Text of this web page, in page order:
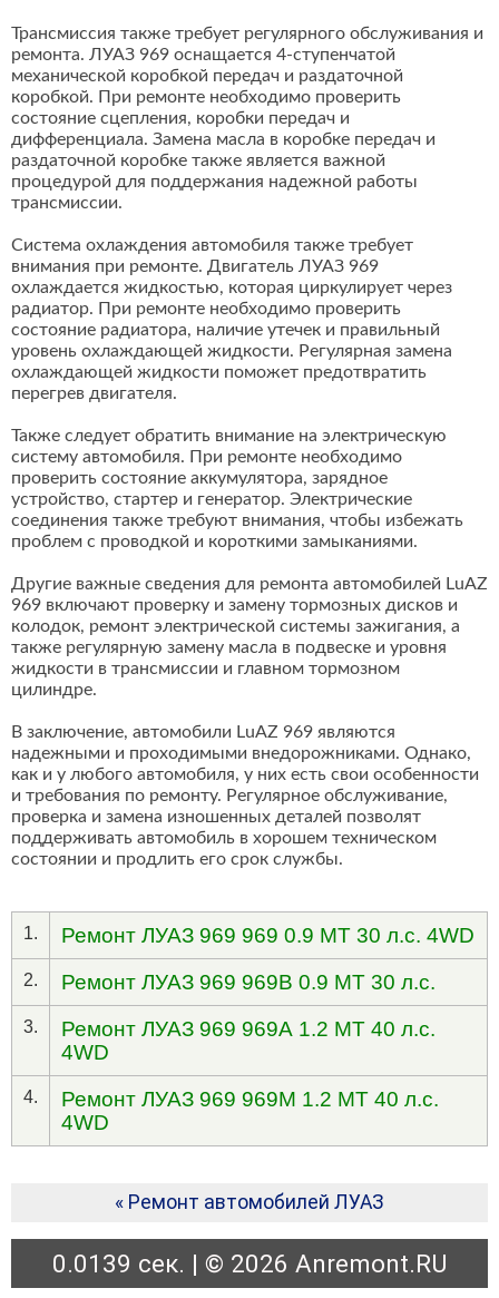
Трансмиссия также требует регулярного обслуживания и
ремонта. ЛУАЗ 969 оснащается 4-ступенчатой
механической коробкой передач и раздаточной
коробкой. При ремонте необходимо проверить
состояние сцепления, коробки передач и
дифференциала. Замена масла в коробке передач и
раздаточной коробке также является важной
процедурой для поддержания надежной работы
трансмиссии.
Система охлаждения автомобиля также требует
внимания при ремонте. Двигатель ЛУАЗ 969
охлаждается жидкостью, которая циркулирует через
радиатор. При ремонте необходимо проверить
состояние радиатора, наличие утечек и правильный
уровень охлаждающей жидкости. Регулярная замена
охлаждающей жидкости поможет предотвратить
перегрев двигателя.
Также следует обратить внимание на электрическую
систему автомобиля. При ремонте необходимо
проверить состояние аккумулятора, зарядное
устройство, стартер и генератор. Электрические
соединения также требуют внимания, чтобы избежать
проблем с проводкой и короткими замыканиями.
Другие важные сведения для ремонта автомобилей LuAZ
969 включают проверку и замену тормозных дисков и
колодок, ремонт электрической системы зажигания, а
также регулярную замену масла в подвеске и уровня
жидкости в трансмиссии и главном тормозном
цилиндре.
В заключение, автомобили LuAZ 969 являются
надежными и проходимыми внедорожниками. Однако,
как и у любого автомобиля, у них есть свои особенности
и требования по ремонту. Регулярное обслуживание,
проверка и замена изношенных деталей позволят
поддерживать автомобиль в хорошем техническом
состоянии и продлить его срок службы.
1. Ремонт ЛУАЗ 969 969 0.9 MT 30 л.с. 4WD
2. Ремонт ЛУАЗ 969 969В 0.9 MT 30 л.с.
3.
Ремонт ЛУАЗ 969 969А 1.2 MT 40 л.с.
4WD
4.
Ремонт ЛУАЗ 969 969М 1.2 MT 40 л.с.
4WD
« Ремонт автомобилей ЛУАЗ
0.0139 сек. | © 2026 Anremont.RU